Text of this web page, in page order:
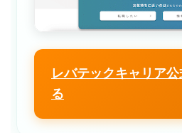
レバテックキャリア
る